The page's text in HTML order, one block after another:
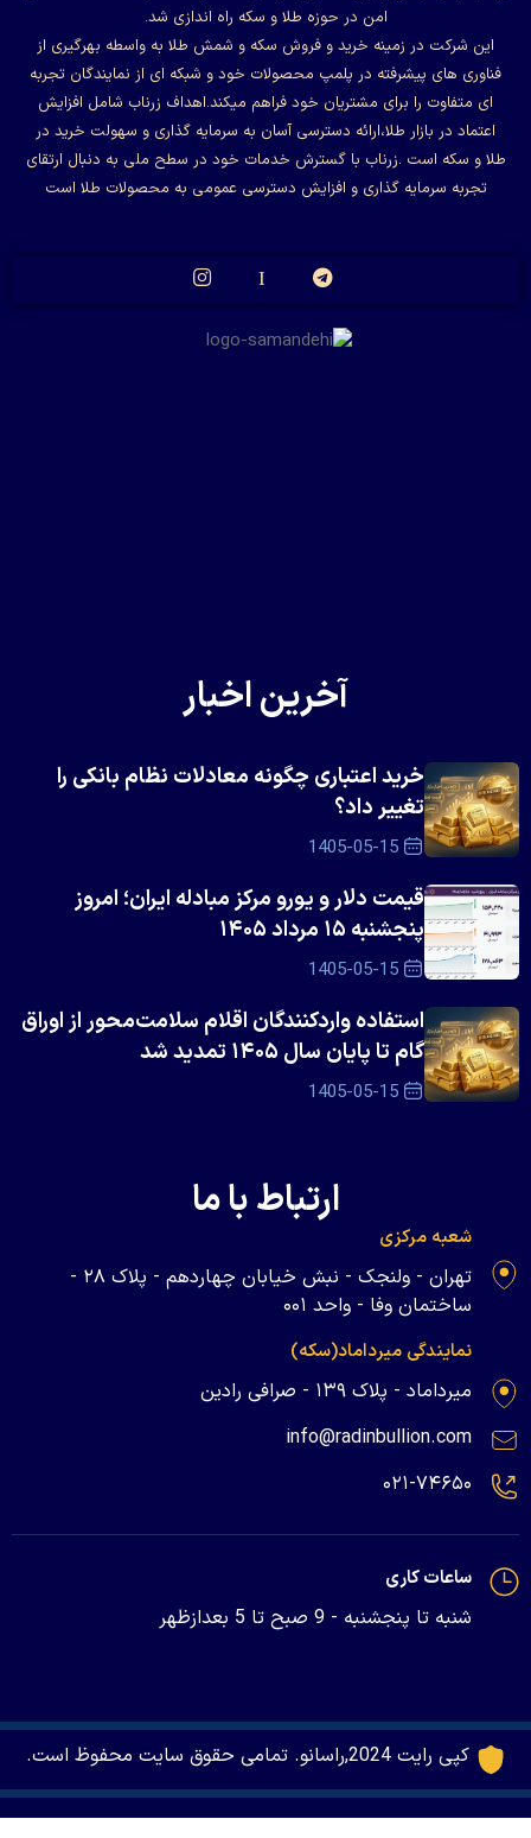
امن در حوزه طلا و سکه راه اندازی شد.
این شرکت در زمینه خرید و فروش سکه و شمش طلا به واسطه بهرگیری از
فناوری های پیشرفته در پلمپ محصولات خود و شبکه ای از نمایندگان تجربه
ای متفاوت را برای مشتریان خود فراهم میکند.اهداف زرناب شامل افزایش
اعتماد در بازار طلا،ارائه دسترسی آسان به سرمایه گذاری و سهولت خرید در
طلا و سکه است .زرناب با گسترش خدمات خود در سطح ملی به دنبال ارتقای
تجربه سرمایه گذاری و افزایش دسترسی عمومی به محصولات طلا است
آخرین اخبار
خرید اعتباری چگونه معادلات نظام بانکی را
تغییر داد؟
1405-05-15
قیمت دلار و یورو مرکز مبادله ایران؛ امروز
پنجشنبه ۱۵ مرداد ۱۴۰۵
1405-05-15
استفاده واردکنندگان اقلام سلامت‌محور از اوراق
گام تا پایان سال ۱۴۰۵ تمدید شد
1405-05-15
ارتباط با ما
شعبه مرکزی
تهران - ولنجک - نبش خیابان چهاردهم - پلاک ۲۸ -
ساختمان وفا - واحد ۰۰۱
نمایندگی میرداماد(سکه)
میرداماد - پلاک ۱۳۹ - صرافی رادین
info@radinbullion.com
۰۲۱-۷۴۶۵۰
ساعات کاری
شنبه تا پنجشنبه - 9 صبح تا 5 بعدازظهر
کپی رایت 2024,راسانو. تمامی حقوق سایت محفوظ است.